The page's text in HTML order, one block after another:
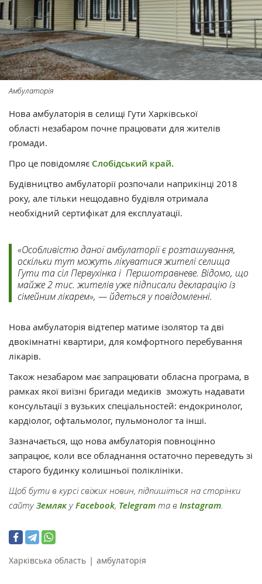
Амбулаторія
Нова амбулаторія в селищі Гути Харківської
області незабаром почне працювати для жителів
громади.
Про це повідомляє Слобідський край.
Будівництво амбулаторії розпочали наприкінці 2018
року, але тільки нещодавно будівля отримала
необхідний сертифікат для експлуатації.
«Особливістю даної амбулаторії є розташування,
оскільки тут можуть лікуватися жителі селища
Гути та сіл Первухінка і Першотравневе. Відомо, що
майже 2 тис. жителів уже підписали декларацію із
сімейним лікарем», — йдеться у повідомленні.
Нова амбулаторія відтепер матиме ізолятор та дві
двокімнатні квартири, для комфортного перебування
лікарів.
Також незабаром має запрацювати обласна програма, в
рамках якої виїзні бригади медиків зможуть надавати
консультації з вузьких спеціальностей: ендокринолог,
кардіолог, офтальмолог, пульмонолог та інші.
Зазначається, що нова амбулаторія повноцінно
запрацює, коли все обладнання остаточно переведуть зі
старого будинку колишньої поліклініки.
Щоб бути в курсі свіжих новин, підпишіться на сторінки
сайтуЗемлякуFacebook, Telegram та в Instagram
Харківська область | амбулаторія